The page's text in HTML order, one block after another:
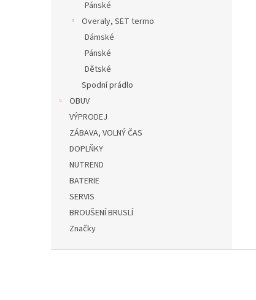
Pánské
Overaly, SET termo
Dámské
Pánské
Dětské
Spodní prádlo
OBUV
VÝPRODEJ
ZÁBAVA, VOLNÝ ČAS
DOPLŇKY
NUTREND
BATERIE
SERVIS
BROUŠENÍ BRUSLÍ
Značky